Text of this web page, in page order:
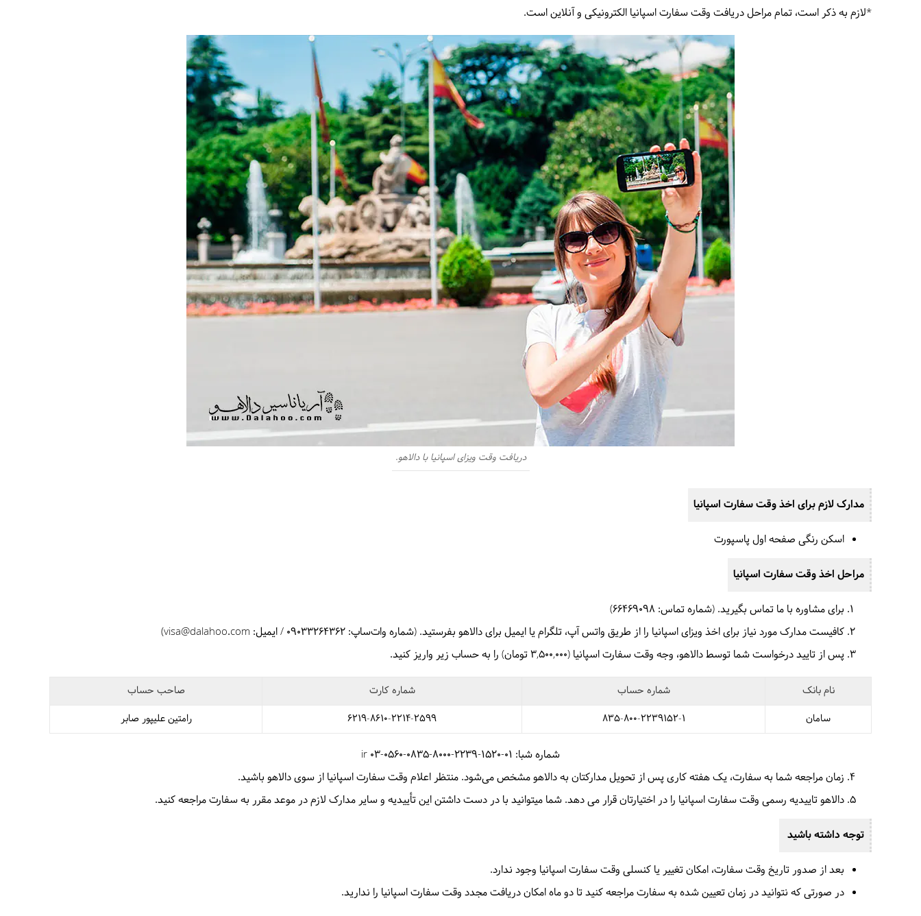
*لازم به ذکر است، تمام مراحل دریافت وقت سفارت اسپانیا الکترونیکی و آنلاین است.
دریافت وقت ویزای اسپانیا با دالاهو.
مدارک لازم برای اخذ وقت سفارت اسپانیا
اسکن رنگی صفحه اول پاسپورت
مراحل اخذ وقت سفارت اسپانیا
برای مشاوره با ما تماس بگیرید. (شماره تماس: 66469098)
کافیست مدارک مورد نیاز برای اخذ ویزای اسپانیا را از طریق واتس آپ، تلگرام یا ایمیل برای دالاهو بفرستید. (شماره وات‌ساپ: 09033264362 / ایمیل:
visa@dalahoo.com
)
پس از تایید درخواست شما توسط دالاهو، وجه وقت سفارت اسپانیا (3,500,000تومان) را به حساب زیر واریز کنید.
نام بانک شماره حساب شماره کارت
صاحب حساب
سامان
835-800-2239152-1
6219-8610-2214-2599 رامتین علیپور صابر
شماره شبا: ir 03-0560-0835-8000-2239-1520-01
زمان مراجعه شما به سفارت، یک هفته کاری پس از تحویل مدارکتان به دالاهو مشخص می‌شود. منتظر اعلام وقت سفارت اسپانیا از سوی دالاهو باشید.
دالاهو تاییدیه رسمی وقت سفارت اسپانیا را در اختیارتان قرار می دهد. شما می‎توانید با در دست داشتن این تأییدیه و سایر مدارک لازم در موعد مقرر به سفارت مراجعه کنید.
توجه داشته باشید
بعد از صدور تاریخ وقت سفارت، امکان تغییر یا کنسلی وقت سفارت اسپانیا وجود ندارد.
در صورتی که نتوانید در زمان تعیین شده به سفارت مراجعه کنید تا دو ماه امکان دریافت مجدد وقت سفارت اسپانیا را ندارید.